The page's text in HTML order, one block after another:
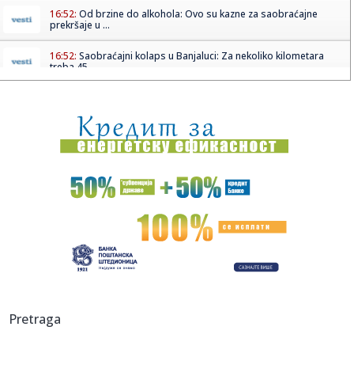
16:52: Od brzine do alkohola: Ovo su kazne za saobraćajne
prekršaje u ...
16:52: Saobraćajni kolaps u Banjaluci: Za nekoliko kilometara
treba 45 ...
16:49:EIB odobrila kredit od 100 miliona evra Rumuniji
16:49:Ove lutke se hitno povlače iz prodaje: RAPEX upozorava na
opasne...
Premijerligaška "bomba": Siti našao zamenu za Rodrija u
16:47:Djetinjstvo nekad i sad: Djeca 80-ih živjela su po sasvim
bi voleo...
Pretraga